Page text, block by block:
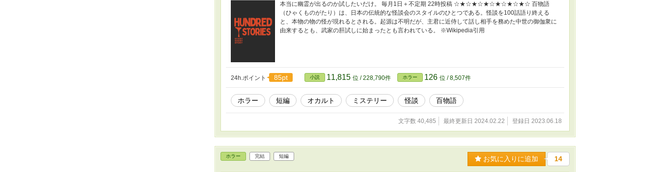
本当に幽霊が出るのか試したいだけ。 毎月1日＋不定期 22時投稿 ☆★☆★☆★☆★☆★☆★☆ 百物語
（ひゃくものがたり）は、日本の伝統的な怪談会のスタイルのひとつである。怪談を100話語り終える
と、本物の物の怪が現れるとされる。起源は不明だが、主君に近侍して話し相手を務めた中世の御伽衆に
由来するとも、武家の肝試しに始まったとも言われている。 ※Wikipedia引用
24h.ポイント 85pt 小説 11,815 位 / 228,790件 ホラー 126 位 / 8,507件
ホラー 短編 オカルト ミステリー 怪談 百物語
文字数 40,485 最終更新日 2024.02.22 登録日 2023.06.18
ホラー 完結 短編 お気に入りに追加 14